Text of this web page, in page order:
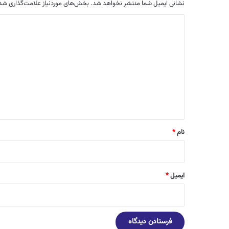
نشانی ایمیل شما منتشر نخواهد شد. بخش‌های موردنیاز علامت‌گذاری
نام*
ایمیل*